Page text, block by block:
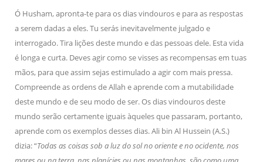
Ó Husham, apronta-te para os dias vindouros e para as respostas
a serem dadas a eles. Tu serás inevitavelmente julgado e
interrogado. Tira lições deste mundo e das pessoas dele. Esta vida
é longa e curta. Deves agir como se visses as recompensas em tuas
mãos, para que assim sejas estimulado a agir com mais pressa.
Compreende as ordens de Allah e aprende com a mutabilidade
deste mundo e de seu modo de ser. Os dias vindouros deste
mundo serão certamente iguais àqueles que passaram, portanto,
aprende com os exemplos desses dias. Ali bin Al Hussein (A.S.)
dizia: “Todas as coisas sob a luz do sol no oriente e no ocidente, nos